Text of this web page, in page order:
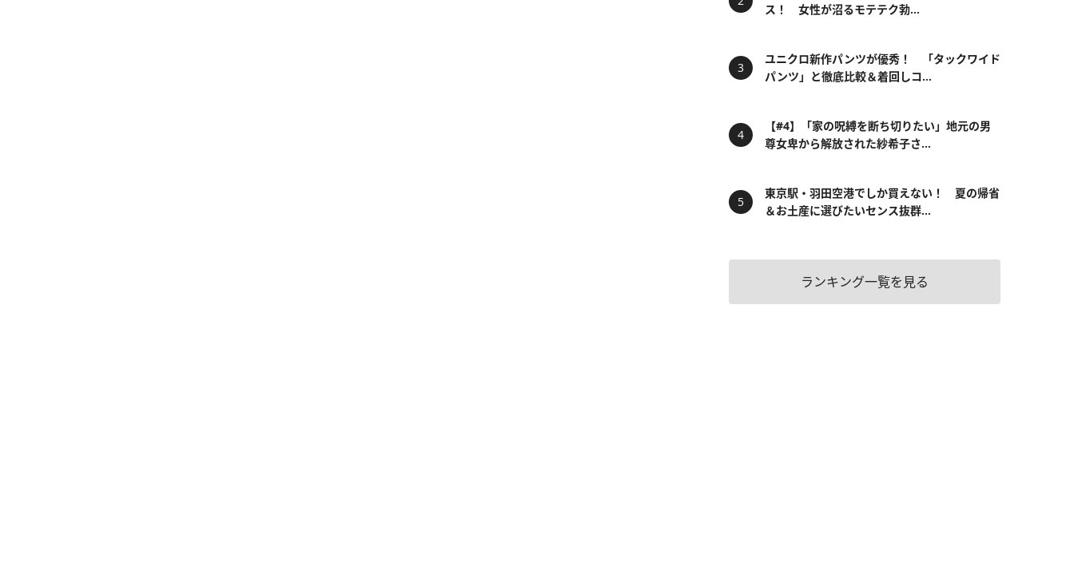
ス！ 女性が沼るモテテク勃...
ユニクロ新作パンツが優秀！ 「タックワイド
パンツ」と徹底比較＆着回しコ...
【#4】「家の呪縛を断ち切りたい」地元の男
尊女卑から解放された紗希子さ...
東京駅・羽田空港でしか買えない！ 夏の帰省
＆お土産に選びたいセンス抜群...
ランキング一覧を見る